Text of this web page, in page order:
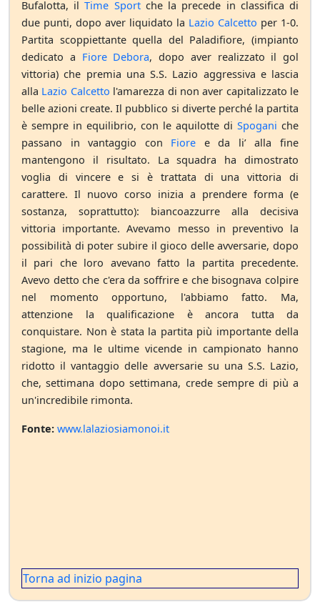
Bufalotta, ilTime Sportche la precede in classifica di
due punti, dopo aver liquidato la Lazio Calcetto per 1-0.
Partita scoppiettante quella del Paladifiore, (impianto
dedicato a Fiore Debora, dopo aver realizzato il gol
vittoria) che premia una S.S. Lazio aggressiva e lascia
alla Lazio Calcetto l'amarezza di non aver capitalizzato le
belle azioni create. Il pubblico si diverte perché la partita
è sempre in equilibrio, con le aquilotte di Spogani che
passano in vantaggio con Fiore e da li’ alla fine
mantengono il risultato. La squadra ha dimostrato
voglia di vincere e si è trattata di una vittoria di
carattere. Il nuovo corso inizia a prendere forma (e
sostanza, soprattutto): biancoazzurre alla decisiva
vittoria importante. Avevamo messo in preventivo la
possibilità di poter subire il gioco delle avversarie, dopo
il pari che loro avevano fatto la partita precedente.
Avevo detto che c'era da soffrire e che bisognava colpire
nel momento opportuno, l'abbiamo fatto. Ma,
attenzione la qualificazione è ancora tutta da
conquistare. Non è stata la partita più importante della
stagione, ma le ultime vicende in campionato hanno
ridotto il vantaggio delle avversarie su una S.S. Lazio,
che, settimana dopo settimana, crede sempre di più a
un'incredibile rimonta.
Fonte: www.lalaziosiamonoi.it
Torna ad inizio pagina